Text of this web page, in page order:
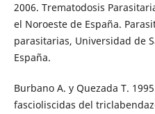
2006. Trematodosis
el Noroeste de España.
parasitarias, Universidad de
España.
Burbano A. y Quezada T.
fascioliscidas del